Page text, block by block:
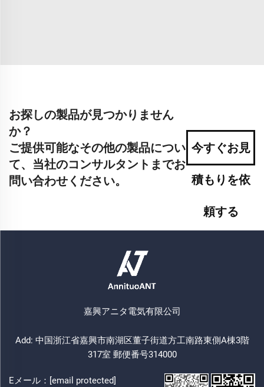
お探しの製品が見つかりません
か？
ご提供可能なその他の製品につい
て、当社のコンサルタントまでお
問い合わせください。
今すぐお見
積もりを依
頼する
嘉興アニタ電気有限公司
Add: 中国浙江省嘉興市南湖区董子街道方工南路東側A棟3階
317室 郵便番号314000
Eメール： [email protected]